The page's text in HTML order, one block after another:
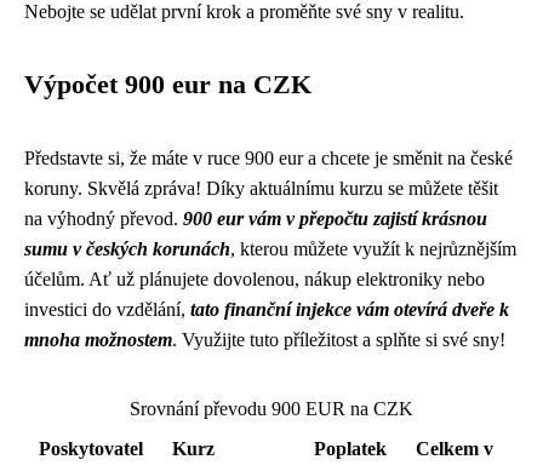
Nebojte se udělat první krok a proměňte své sny v realitu.
Výpočet 900 eur na CZK
Představte si, že máte v ruce 900 eur a chcete je směnit na české
koruny. Skvělá zpráva! Díky aktuálnímu kurzu se můžete těšit
na výhodný převod. 900 eur vám v přepočtu zajistí krásnou
sumu v českých korunách, kterou můžete využít k nejrůznějším
účelům. Ať už plánujete dovolenou, nákup elektroniky nebo
investici do vzdělání, tato finanční injekce vám otevírá dveře k
mnoha možnostem. Využijte tuto příležitost a splňte si své sny!
Srovnání převodu 900 EUR na CZK
Poskytovatel
Kurz
Poplatek
Celkem v